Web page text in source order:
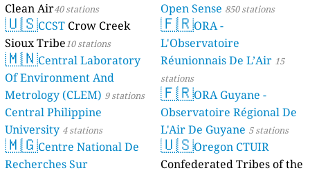
Clean Air40 stations
🇺🇸CCST Crow Creek
Sioux Tribe10 stations
🇲🇳Central Laboratory
Of Environment And
Metrology (CLEM) 9 stations
Central Philippine
University 4 stations
🇲🇬Centre National De
Recherches Sur
Open Sense 850 stations
🇫🇷ORA -
L'Observatoire
Réunionnais De L’Air 15
stations
🇫🇷ORA Guyane -
Observatoire Régional De
L'Air De Guyane 5 stations
🇺🇸Oregon CTUIR
Confederated Tribes of the